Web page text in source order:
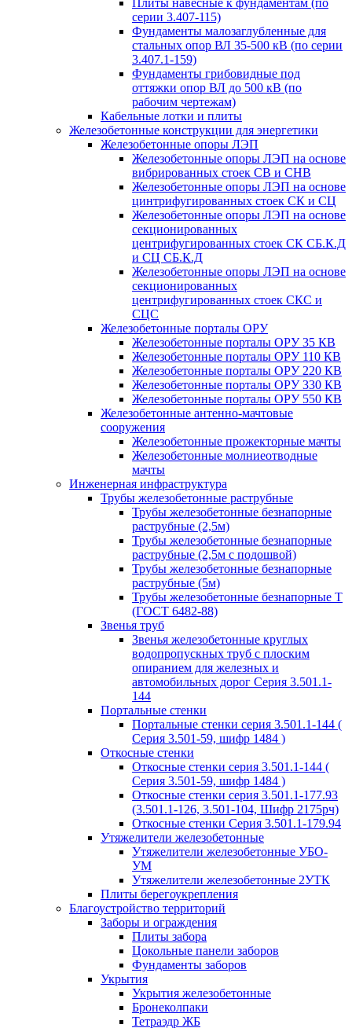
Плиты навесные к фундаментам (по
серии 3.407-115)
Фундаменты малозаглубленные для
стальных опор ВЛ 35-500 кВ (по серии
3.407.1-159)
Фундаменты грибовидные под
оттяжки опор ВЛ до 500 кВ (по
рабочим чертежам)
Кабельные лотки и плиты
Железобетонные конструкции для энергетики
Железобетонные опоры ЛЭП
Железобетонные опоры ЛЭП на основе
вибрированных стоек СВ и СНВ
Железобетонные опоры ЛЭП на основе
цинтрифугированных стоек СК и СЦ
Железобетонные опоры ЛЭП на основе
секционированных
центрифугированных стоек СК СБ.К.Д
и СЦ СБ.К.Д
Железобетонные опоры ЛЭП на основе
секционированных
центрифугированных стоек СКС и
СЦС
Железобетонные порталы ОРУ
Железобетонные порталы ОРУ 35 КВ
Железобетонные порталы ОРУ 110 КВ
Железобетонные порталы ОРУ 220 КВ
Железобетонные порталы ОРУ 330 КВ
Железобетонные порталы ОРУ 550 КВ
Железобетонные антенно-мачтовые
сооружения
Железобетонные прожекторные мачты
Железобетонные молниеотводные
мачты
Инженерная инфраструктура
Трубы железобетонные раструбные
Трубы железобетонные безнапорные
раструбные (2,5м)
Трубы железобетонные безнапорные
раструбные (2,5м с подошвой)
Трубы железобетонные безнапорные
раструбные (5м)
Трубы железобетонные безнапорные Т
(ГОСТ 6482-88)
Звенья труб
Звенья железобетонные круглых
водопропускных труб с плоским
опиранием для железных и
автомобильных дорог Серия 3.501.1-
144
Портальные стенки
Портальные стенки серия 3.501.1-144 (
Серия 3.501-59, шифр 1484 )
Откосные стенки
Откосные стенки серия 3.501.1-144 (
Серия 3.501-59, шифр 1484 )
Откосные стенки серия 3.501.1-177.93
(3.501.1-126, 3.501-104, Шифр 2175рч)
Откосные стенки Серия 3.501.1-179.94
Утяжелители железобетонные
Утяжелители железобетонные УБО-
УМ
Утяжелители железобетонные 2УТК
Плиты берегоукрепления
Благоустройство территорий
Заборы и ограждения
Плиты забора
Цокольные панели заборов
Фундаменты заборов
Укрытия
Укрытия железобетонные
Бронеколпаки
Тетраэдр ЖБ